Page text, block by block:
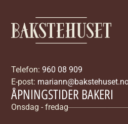
Telefon:960 08 909
E-post:
ÅPNINGSTIDER BAKERI
Onsdag - fredag